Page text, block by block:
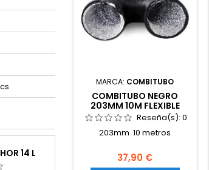
14 L
MARCA: COMBITUBO
COMBITUBO NEGRO
203MM 10M FLEXIBLE
Reseña(s):0
203mm 10 metros
37,90 €